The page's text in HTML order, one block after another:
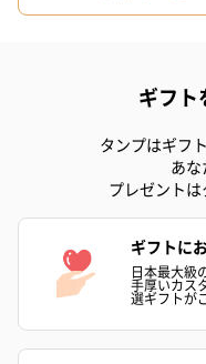
ギフト
タンプはギフ
あな
プレゼントは
ギフトに
日本最大級
手厚いカス
選ギフトが